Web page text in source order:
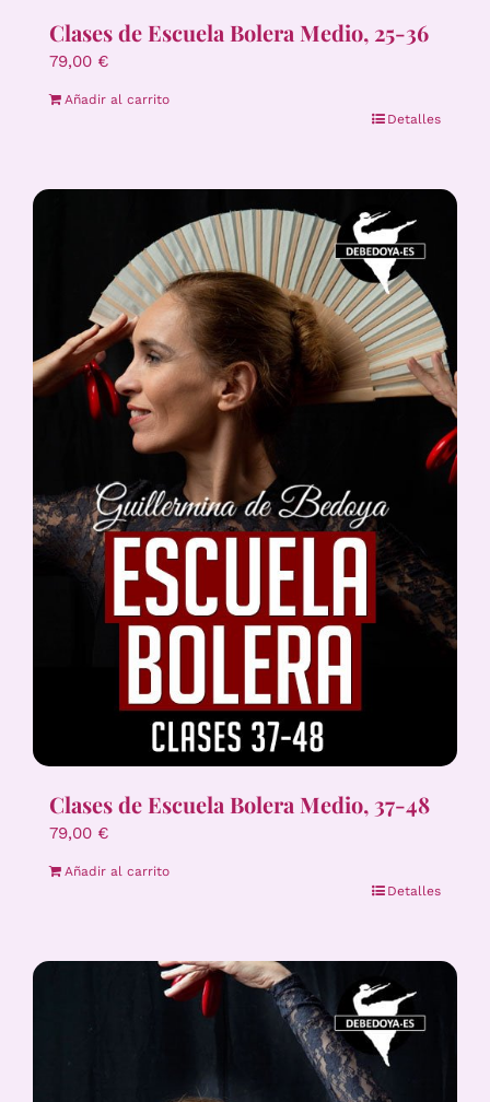
Clases de Escuela Bolera Medio, 25-36
79,00 €
Añadir al carrito
Detalles
Clases de Escuela Bolera Medio, 37-48
79,00 €
Añadir al carrito
Detalles